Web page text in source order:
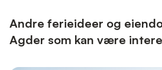
Andre ferieideer og
Agder som kan være